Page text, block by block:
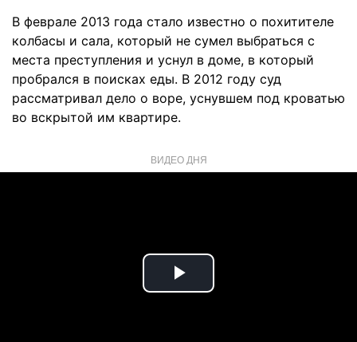
В феврале 2013 года стало известно о похитителе
колбасы и сала, который не сумел выбраться с
места преступления и уснул в доме, в который
пробрался в поисках еды. В 2012 году суд
рассматривал дело о воре, уснувшем под кроватью
во вскрытой им квартире.
ВИДЕО ДНЯ
Play